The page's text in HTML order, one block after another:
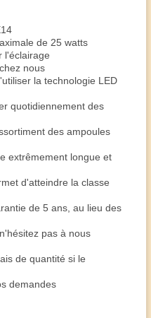
de 25 watts
l'éclairage
nous
la technologie LED
quotidiennement des
des ampoules
extrêmement longue et
d'atteindre la classe
de 5 ans, au lieu des
pas à nous
de quantité si le
demandes